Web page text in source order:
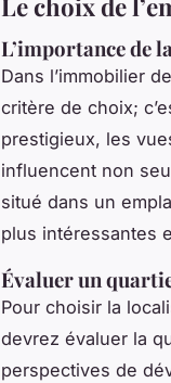
Le choix de
L’importance de
Dans l’immobilier
critère de choix;
prestigieux, les
influencent non
situé dans un
plus intéressantes
Évaluer un
Pour choisir la
devrez évaluer la
perspectives de